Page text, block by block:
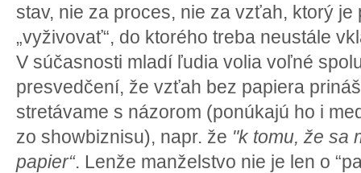
stav, nie za proces, nie za vzťah, ktorý je
„vyživovať“, do ktorého treba neustále
V súčasnosti mladí ľudia volia voľné
presvedčení, že vzťah bez papiera
stretávame s názorom (ponúkajú ho i
zo showbiznisu), napr. že "k tomu, že sa
papier“. Lenže manželstvo nie je len o